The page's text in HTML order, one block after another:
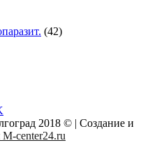
(42)
2018 © | Создание и
center24.ru